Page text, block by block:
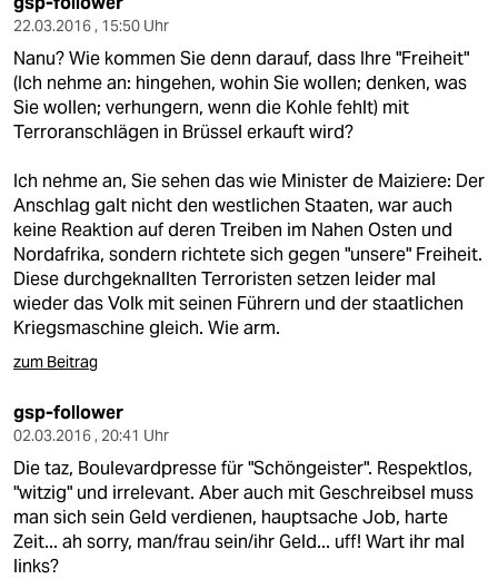
22.03.2016 , 15:50 Uhr
Nanu? Wie kommen Sie denn darauf, dass Ihre "Freiheit"
(Ich nehme an: hingehen, wohin Sie wollen; denken, was
Sie wollen; verhungern, wenn die Kohle fehlt) mit
Terroranschlägen in Brüssel erkauft wird?
Ich nehme an, Sie sehen das wie Minister de Maiziere: Der
Anschlag galt nicht den westlichen Staaten, war auch
keine Reaktion auf deren Treiben im Nahen Osten und
Nordafrika, sondern richtete sich gegen "unsere" Freiheit.
Diese durchgeknallten Terroristen setzen leider mal
wieder das Volk mit seinen Führern und der staatlichen
Kriegsmaschine gleich. Wie arm.
zum Beitrag
gsp-follower
02.03.2016 , 20:41 Uhr
Die taz, Boulevardpresse für "Schöngeister". Respektlos,
"witzig" und irrelevant. Aber auch mit Geschreibsel muss
man sich sein Geld verdienen, hauptsache Job, harte
Zeit... ah sorry, man/frau sein/ihr Geld... uff! Wart ihr mal
links?